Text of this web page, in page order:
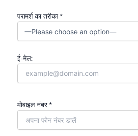
परामर्श का तरीका *
ई-मेल:
मोबाइल नंबर *